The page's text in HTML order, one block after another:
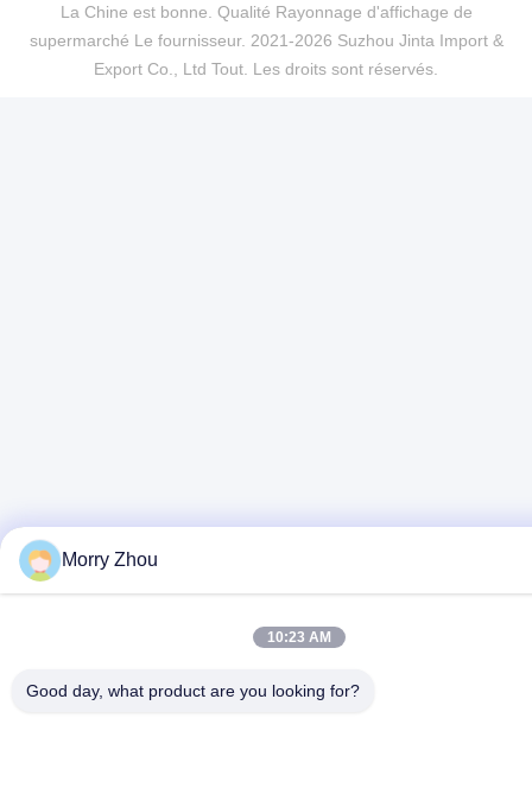
La Chine est bonne. Qualité Rayonnage d'affichage de
supermarché Le fournisseur. 2021-2026 Suzhou Jinta Import &
Export Co., Ltd Tout. Les droits sont réservés.
Morry Zhou
10:23 AM
Good day, what product are you looking for?